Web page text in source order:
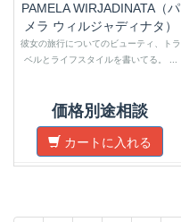
PAMELA WIRJADINATA（パ
メラ ウィルジャディナタ）
彼女の旅行についてのビューティ、トラ
ベルとライフスタイルを書いてる。 ...
価格別途相談
カートに入れる